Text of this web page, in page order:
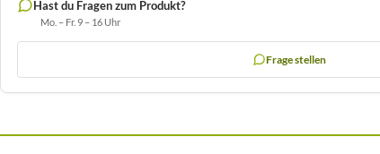
Hast du Fragen zum Produkt?
Mo. – Fr. 9 – 16 Uhr
Frage stellen